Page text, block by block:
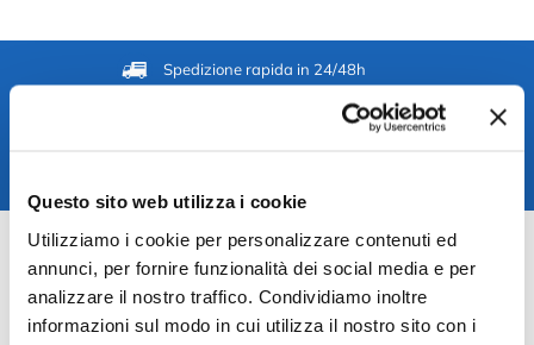
Questo sito web utilizza i cookie
Utilizziamo i cookie per personalizzare contenuti ed
annunci, per fornire funzionalità dei social media e per
analizzare il nostro traffico. Condividiamo inoltre
informazioni sul modo in cui utilizza il nostro sito con i
Spedizione rapida in 24/48h
Reso gratuito entro 14 giorni
Categories: Jewelry,Trollbeads jewelry
Related products